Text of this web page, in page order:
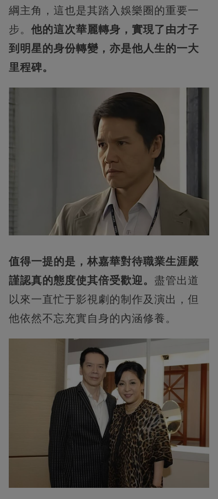
綱主角，這也是其踏入娛樂圈的重要一
步。 他的這次華麗轉身，實現了由才子
到明星的身份轉變，亦是他人生的一大
里程碑。
值得一提的是，林嘉華對待職業生涯嚴
謹認真的態度使其倍受歡迎。 盡管出道
以來一直忙于影視劇的制作及演出，但
他依然不忘充實自身的內涵修養。